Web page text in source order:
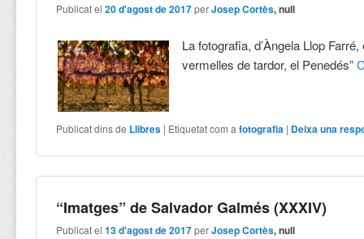
Publicat el20 d'agost de 2017 perJosep Cortès, null
La fotografia, d’Àngela Llop
vermelles de tardor, el Penedés”
Publicat dins de Llibres | Etiquetat com a fotografia | Deixa una
“Imatges” de Salvador Galmés (XXXIV)
Publicat el13 d'agost de 2017 perJosep Cortès, null